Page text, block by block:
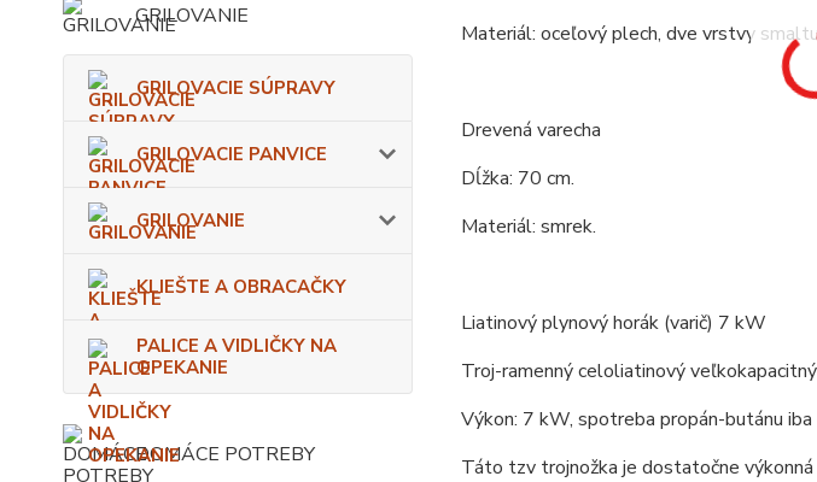
GRILOVANIE
GRILOVACIE SÚPRAVY
GRILOVACIE PANVICE
GRILOVANIE
KLIEŠTE A OBRACAČKY
PALICE A VIDLIČKY NA
OPEKANIE
DOMÁCE POTREBY
Materiál: oceľový plech, dve vrstvy
Drevená varecha
Dĺžka: 70 cm.
Materiál: smrek.
Liatinový plynový horák (varič) 7 kW
Troj-ramenný celoliatinový
Výkon: 7 kW, spotreba propán-butánu
Táto tzv trojnožka je dostatočne